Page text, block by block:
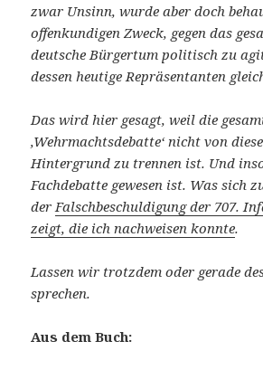
zwar Unsinn, wurde aber doch
offenkundigen Zweck, gegen das
deutsche Bürgertum politisch zu
dessen heutige Repräsentanten
Das wird hier gesagt, weil die
‚Wehrmachtsdebatte‘ nicht von
Hintergrund zu trennen ist. Und
Fachdebatte gewesen ist. Was sich
derFalschbeschuldigung der 707.
zeigt, die ich nachweisen konnte.
Lassen wir trotzdem oder gerade
sprechen.
Aus dem Buch: